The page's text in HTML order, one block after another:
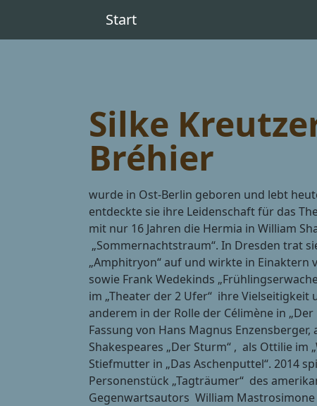
Start
Silke
Bréhier
wurde in Ost-Berlin geboren und lebt
entdeckte sie ihre Leidenschaft für das
mit nur 16 Jahren die Hermia in William
„Sommernachtstraum“. In Dresden trat
„Amphitryon“ auf und wirkte in Einaktern
sowie Frank Wedekinds
im „Theater der 2 Ufer“ ihre Vielseitigkeit
anderem in der Rolle der Célimène in
Fassung von Hans Magnus
Shakespeares „Der Sturm“ , als Ottilie im
Stiefmutter in „Das Aschenputtel“. 2014
Personenstück „Tagträumer“ des
Gegenwartsautors William Mastrosimone